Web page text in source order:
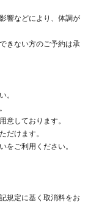
響などにより、体調が
きない方のご予約は承
。
意しております。
だけます。
をご利用ください。
規定に基く取消料をお